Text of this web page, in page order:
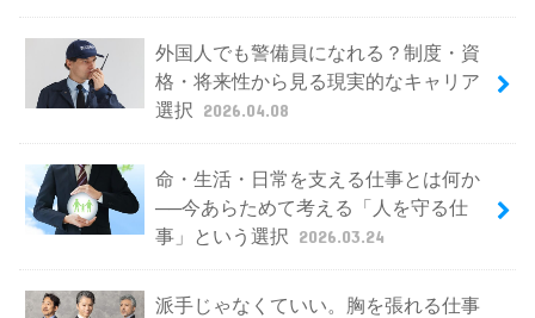
外国人でも警備員になれる？制度・資
格・将来性から見る現実的なキャリア
選択 2026.04.08
命・生活・日常を支える仕事とは何か
──今あらためて考える「人を守る仕
事」という選択 2026.03.24
派手じゃなくていい。胸を張れる仕事